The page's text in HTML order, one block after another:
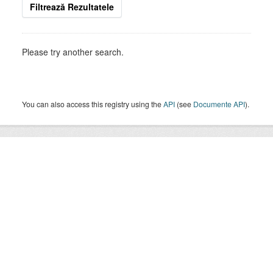
Filtrează Rezultatele
Please try another search.
You can also access this registry using theAPI (see Documente API).